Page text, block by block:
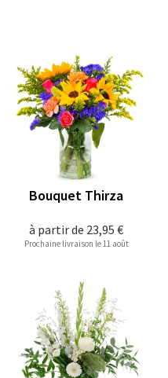
à partir de 23,95 €
Bouquet Thirza
Prochaine livraison le 11 août